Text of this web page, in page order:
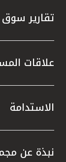
تقارير سوق
علاقات
الاستدامة
نبذة عن